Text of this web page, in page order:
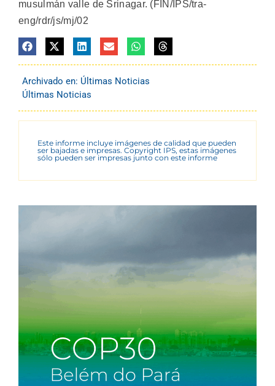
musulmán valle de Srinagar. (FIN/IPS/tra-
eng/rdr/js/mj/02
Archivado en: Últimas Noticias
Últimas Noticias
Este informe incluye imágenes de calidad que pueden
ser bajadas e impresas. Copyright IPS, estas imágenes
sólo pueden ser impresas junto con este informe